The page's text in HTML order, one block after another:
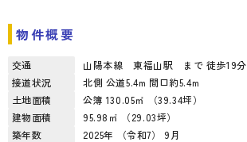
物件概要
交通
山陽本線 東福山駅 まで 徒歩19分
接道状況
北側 公道5.4m 間口約5.4m
土地面積
公簿 130.05㎡ （39.34坪）
建物面積
95.98㎡ （29.03坪）
築年数
2025年 （令和7） 9月